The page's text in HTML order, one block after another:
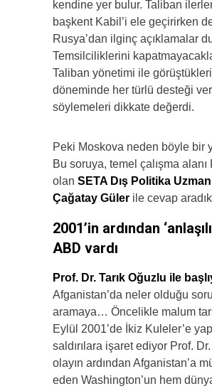
kendine yer bulur. Taliban
başkent Kabil’i ele geçirirken
Rusya’dan ilginç açıklamalar
Temsilciliklerini
Taliban yönetimi ile
döneminde her türlü desteği
söylemeleri dikkate değerdi.
Peki Moskova neden böyle bir
Bu soruya, temel çalışma alanı
olan SETA Dış Politika
Çağatay Güler ile cevap
2001’in ardından
ABD vardı
Prof. Dr. Tarık Oğuzlu ile
Afganistan’da neler olduğu
aramaya… Öncelikle malum
Eylül 2001’de İkiz Kuleler’e
saldırılara işaret ediyor Prof.
olayın ardından Afganistan’a
eden Washington’un hem